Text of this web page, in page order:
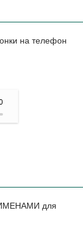
на телефон
на Лизу
для